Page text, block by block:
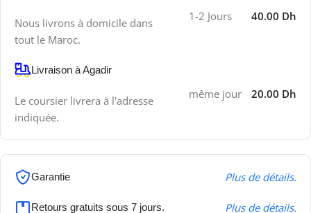
Nous livrons à domicile dans
tout le Maroc.
1-2 Jours 40.00 Dh
Livraison à Agadir
Le coursier livrera à l'adresse
indiquée.
même jour 20.00 Dh
Garantie Plus de détails.
Retours gratuits sous 7 jours. Plus de détails.